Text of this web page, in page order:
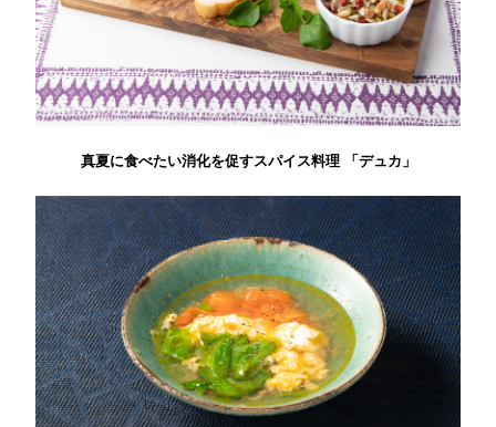
真夏に食べたい消化を促すスパイス料理 「デュカ」